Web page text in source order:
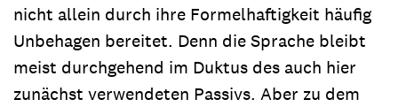
nicht allein durch ihre Formelhaftigkeit häufig
Unbehagen bereitet. Denn die Sprache bleibt
meist durchgehend im Duktus des auch hier
zunächst verwendeten Passivs. Aber zu dem